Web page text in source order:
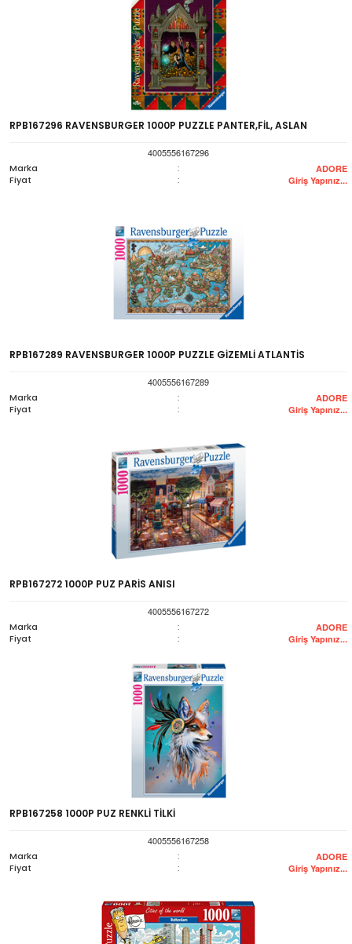
RPB167296 RAVENSBURGER 1000P PUZZLE PANTER,FİL, ASLAN
4005556167296
Marka
: ADORE
Fiyat : Giriş Yapınız...
RPB167289 RAVENSBURGER 1000P PUZZLE GİZEMLİ ATLANTİS
4005556167289
Marka
: ADORE
Fiyat : Giriş Yapınız...
RPB167272 1000P PUZ PARİS ANISI
4005556167272
Marka
: ADORE
Fiyat : Giriş Yapınız...
RPB167258 1000P PUZ RENKLİ TİLKİ
4005556167258
Marka
: ADORE
Fiyat : Giriş Yapınız...